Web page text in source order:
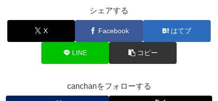
シェアする
X Facebook はてブ
LINE コピー
canchanをフォローする